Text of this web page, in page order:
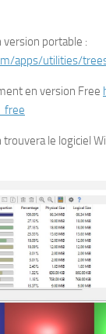
version portable :
apps/utilities/
en version Free
le logiciel